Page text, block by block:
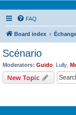
FAQ
Board index
Scénario
Moderators: Guido Lully
New Topic